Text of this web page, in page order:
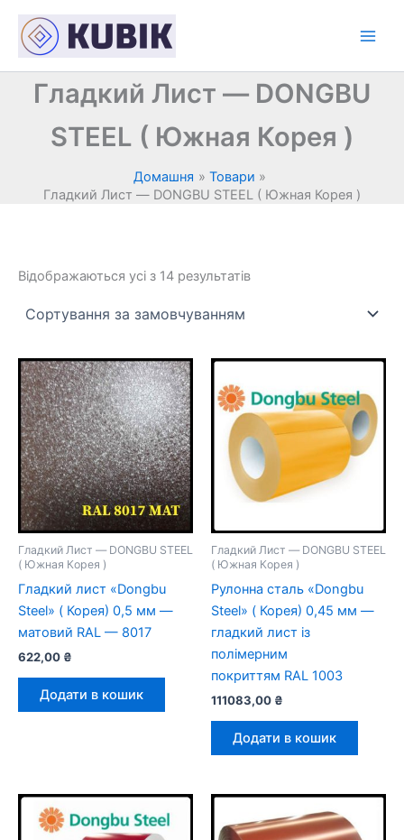
вмісту
Гладкий Лист — DONGBU
STEEL ( Южная Корея )
Домашня
Товари
Гладкий Лист — DONGBU STEEL ( Южная Корея )
Відображаються усі з 14 результатів
Гладкий Лист — DONGBU STEEL
( Южная Корея )
Гладкий лист «Dongbu
Steel» ( Корея) 0,5 мм —
матовий RAL — 8017
622,00 ₴
Додати в кошик
Гладкий Лист — DONGBU STEEL
( Южная Корея )
Рулонна сталь «Dongbu
Steel» ( Корея) 0,45 мм —
гладкий лист із
полімерним
покриттям RAL 1003
111083,00 ₴
Додати в кошик